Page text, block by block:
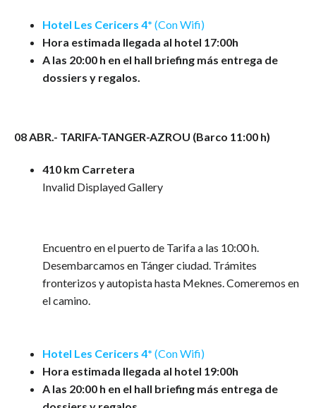
Hotel Les Cericers 4* (Con Wifi)
Hora estimada llegada al hotel 17:00h
A las 20:00 h en el hall briefing más entrega de
dossiers y regalos.
08 ABR.- TARIFA-TANGER-AZROU (Barco 11:00 h)
410 km Carretera
Invalid Displayed Gallery
Encuentro en el puerto de Tarifa a las 10:00 h.
Desembarcamos en Tánger ciudad. Trámites
fronterizos y autopista hasta Meknes. Comeremos en
el camino.
Hotel Les Cericers 4* (Con Wifi)
Hora estimada llegada al hotel 19:00h
A las 20:00 h en el hall briefing más entrega de